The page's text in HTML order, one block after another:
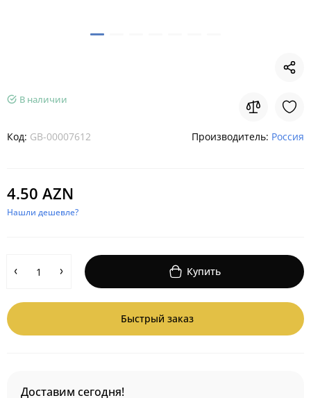
В наличии
Код: GB-00007612 Производитель: Россия
4.50 AZN
Нашли дешевле?
Купить
Быстрый заказ
Доставим сегодня!